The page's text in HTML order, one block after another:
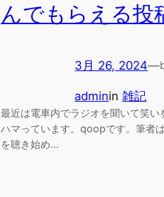
んでもらえる投
3月 26, 2024—
adminin雑記
最近は電車内でラジオを聞いて笑い
ハマっています。qoopです。筆者
を聴き始め…